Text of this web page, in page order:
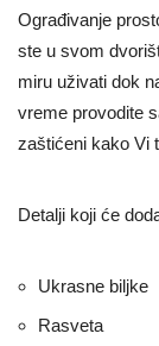
Ograđivanje
ste u svom
miru uživati dok
vreme provodite
zaštićeni kako Vi
Detalji koji će
Ukrasne biljke
Rasveta